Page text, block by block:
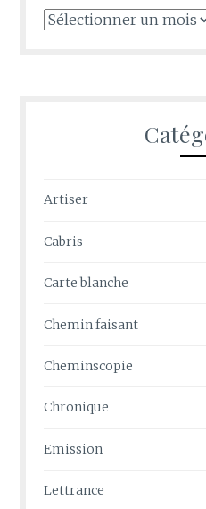
Archives
Artiser
Cabris
Carte blanche
Chemin faisant
Cheminscopie
Chronique
Emission
Lettrance